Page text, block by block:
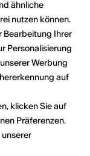
und
der Gen Z
startete
grösstem
in
Heute nutzt sie
für etwas,
ähnliche
nutzen können.
Bearbeitung Ihrer
Personalisierung
Werbung
auf
klicken Sie auf
Präferenzen.